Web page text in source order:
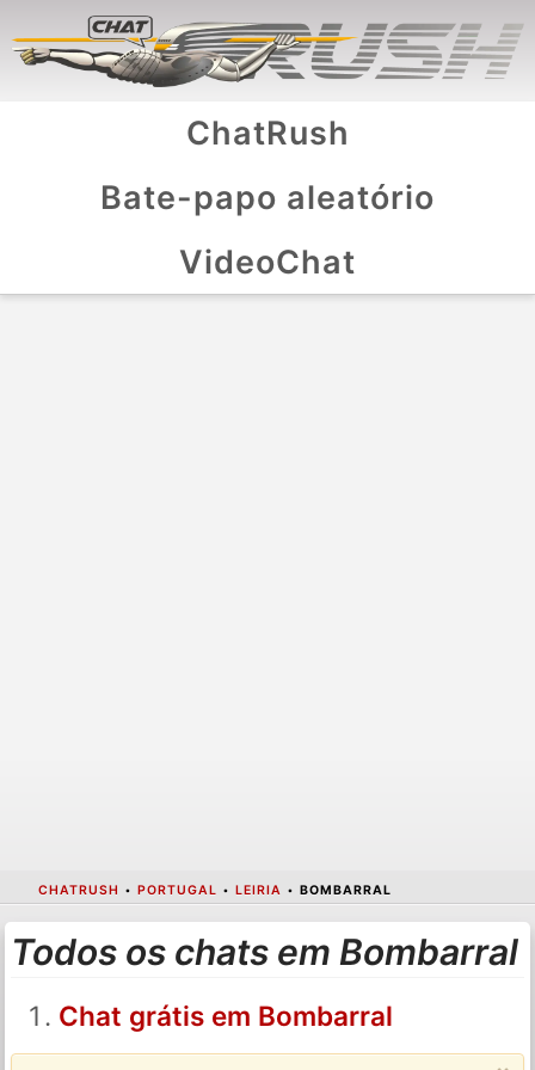
ChatRush
Bate-papo aleatório
VideoChat
CHATRUSH • PORTUGAL • LEIRIA • BOMBARRAL
Todos os chats em Bombarral
Chat grátis em Bombarral